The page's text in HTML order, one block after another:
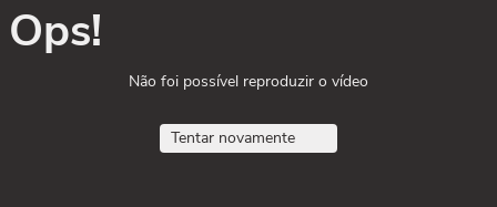
Ops!
Não foi possível reproduzir o vídeo
Tentar novamente